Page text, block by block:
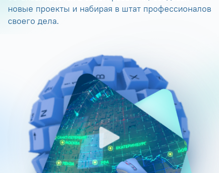
новые проекты и набирая в штат профессионалов
своего дела.